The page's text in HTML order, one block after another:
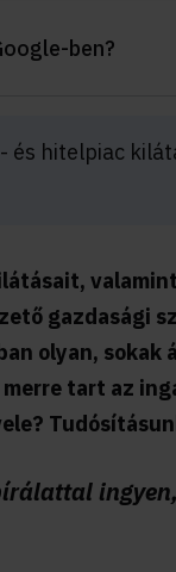
ben?
és hitelpiac
gazdasági
olyan, sokak
tart az